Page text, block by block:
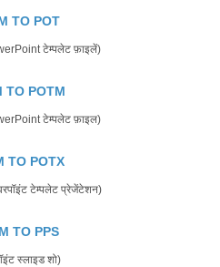
TO POT
टेम्पलेट फ़ाइलें)
TO POTM
टेम्पलेट फ़ाइल)
TO POTX
टेम्पलेट प्रेजेंटेशन)
TO PPS
स्लाइड शो)